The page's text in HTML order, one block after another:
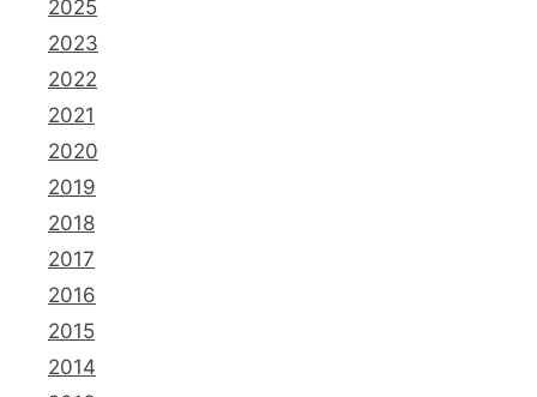
2025
2023
2022
2021
2020
2019
2018
2017
2016
2015
2014